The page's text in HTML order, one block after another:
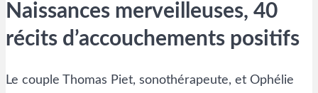
Naissances merveilleuses, 40
récits d’accouchements positifs
Le couple Thomas Piet, sonothérapeute, et Ophélie